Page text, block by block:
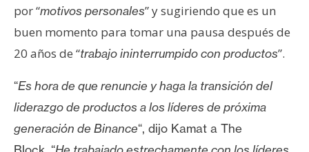
P
r
e
s
a
por “motivos personales” y sugiriendo que es un
buen momento para tomar una pausa después de
20 años de “trabajo ininterrumpido con productos”.
“Es hora de que renuncie y haga la transición del
liderazgo de productos a los líderes de próxima
generación de Binance“, dijo Kamat a The